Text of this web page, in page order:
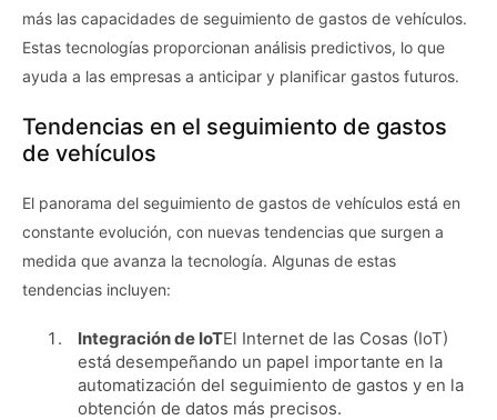
más las capacidades de seguimiento de gastos de vehículos.
Estas tecnologías proporcionan análisis predictivos, lo que
ayuda a las empresas a anticipar y planificar gastos futuros.
Tendencias en el seguimiento de gastos
de vehículos
El panorama del seguimiento de gastos de vehículos está en
constante evolución, con nuevas tendencias que surgen a
medida que avanza la tecnología. Algunas de estas
tendencias incluyen:
Integración de IoTEl Internet de las Cosas (IoT)
está desempeñando un papel importante en la
automatización del seguimiento de gastos y en la
obtención de datos más precisos.